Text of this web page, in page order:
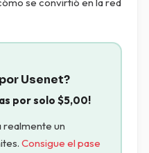
Usenet?
por solo $5,00!
realmente un
Consigue el pase